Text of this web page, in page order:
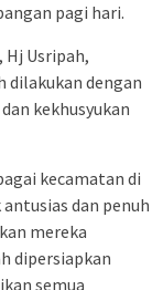
pagi hari.
Hj Usripah,
dilakukan dengan
kekhusyukan
kecamatan di
dan penuh
mereka
dipersiapkan
semua